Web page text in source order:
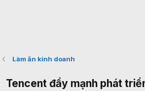
Làm ăn kinh doanh
Tencent đẩy mạnh phát